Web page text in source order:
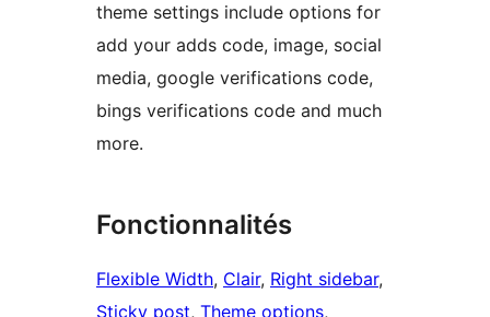
theme settings include options for
add your adds code, image, social
media, google verifications code,
bings verifications code and much
more.
Fonctionnalités
Flexible Width, Clair, Right sidebar
Sticky post, Theme options